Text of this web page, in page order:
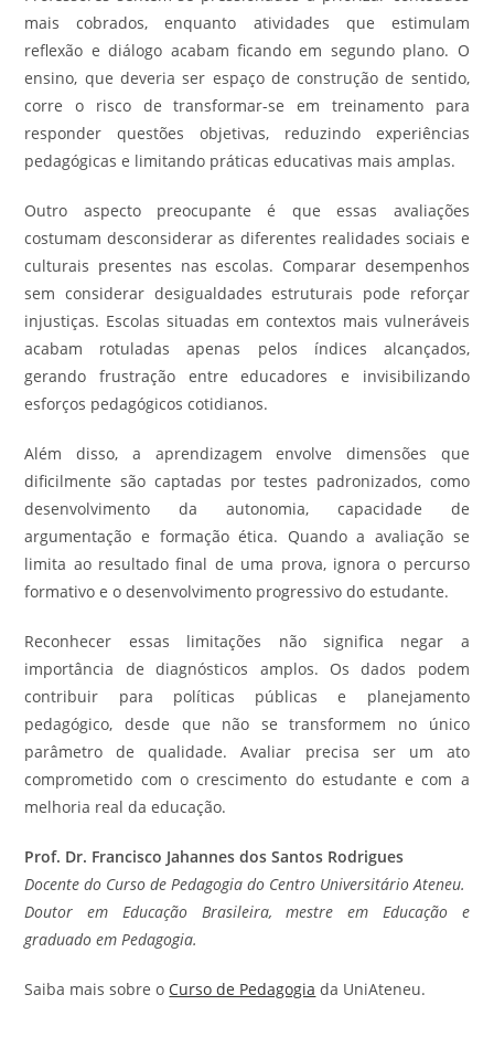
mais cobrados, enquanto atividades que estimulam
reflexão e diálogo acabam ficando em segundo plano. O
ensino, que deveria ser espaço de construção de sentido,
corre o risco de transformar-se em treinamento para
responder questões objetivas, reduzindo experiências
pedagógicas e limitando práticas educativas mais amplas.
Outro aspecto preocupante é que essas avaliações
costumam desconsiderar as diferentes realidades sociais e
culturais presentes nas escolas. Comparar desempenhos
sem considerar desigualdades estruturais pode reforçar
injustiças. Escolas situadas em contextos mais vulneráveis
acabam rotuladas apenas pelos índices alcançados,
gerando frustração entre educadores e invisibilizando
esforços pedagógicos cotidianos.
Além disso, a aprendizagem envolve dimensões que
dificilmente são captadas por testes padronizados, como
desenvolvimento da autonomia, capacidade de
argumentação e formação ética. Quando a avaliação se
limita ao resultado final de uma prova, ignora o percurso
formativo e o desenvolvimento progressivo do estudante.
Reconhecer essas limitações não significa negar a
importância de diagnósticos amplos. Os dados podem
contribuir para políticas públicas e planejamento
pedagógico, desde que não se transformem no único
parâmetro de qualidade. Avaliar precisa ser um ato
comprometido com o crescimento do estudante e com a
melhoria real da educação.
Prof. Dr. Francisco Jahannes dos Santos Rodrigues
Docente do Curso de Pedagogia do Centro Universitário Ateneu.
Doutor em Educação Brasileira, mestre em Educação e
graduado em Pedagogia.
Saiba mais sobre o Curso de Pedagogia da UniAteneu.